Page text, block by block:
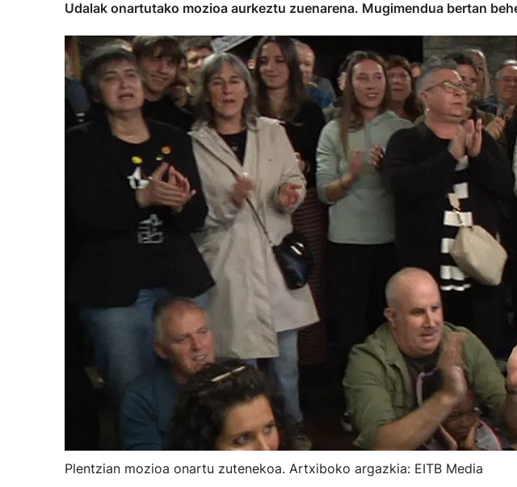
Udalak onartutako mozioa aurkeztu zuenarena. Mugimendua bertan
Plentzian mozioa onartu zutenekoa. Artxiboko argazkia: EITB Media